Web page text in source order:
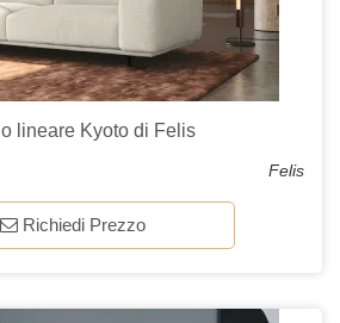
lineare Kyoto di Felis
Felis
Richiedi Prezzo